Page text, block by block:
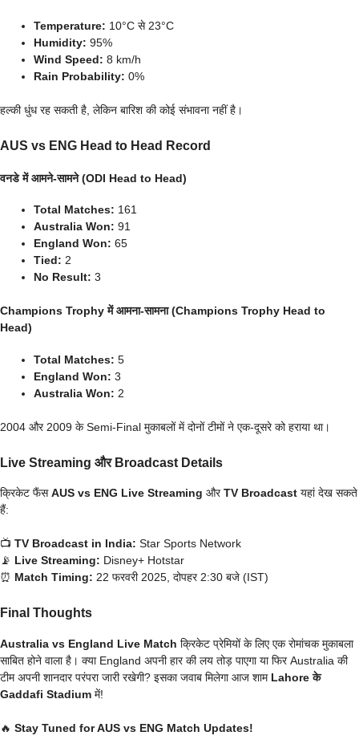
Temperature: 10°C से 23°C
Humidity: 95%
Wind Speed: 8 km/h
Rain Probability: 0%
हल्की धुंध रह सकती है, लेकिन बारिश की कोई संभावना नहीं है।
AUS vs ENG Head to Head Record
वनडे में आमने-सामने (ODI Head to Head)
Total Matches: 161
Australia Won: 91
England Won: 65
Tied: 2
No Result: 3
Champions Trophy में आमना-सामना (Champions Trophy Head to
Head)
Total Matches: 5
England Won: 3
Australia Won: 2
2004 और 2009 के Semi-Final मुकाबलों में दोनों टीमों ने एक-दूसरे को हराया था।
Live Streaming और Broadcast Details
क्रिकेट फैंसAUS vs ENG Live Streaming औरTV Broadcast यहां देख सकते
हैं:
📺 TV Broadcast in India: Star Sports Network
📡 Live Streaming: Disney+ Hotstar
⏰ Match Timing: 22 फरवरी 2025, दोपहर 2:30 बजे (IST)
Final Thoughts
Australia vs England Live Match क्रिकेट प्रेमियों के लिए एक रोमांचक मुकाबला
साबित होने वाला है। क्या England अपनी हार की लय तोड़ पाएगा या फिर Australia की
टीम अपनी शानदार परंपरा जारी रखेगी? इसका जवाब मिलेगा आज शाम Lahore के
Gaddafi Stadium में!
🔥 Stay Tuned for AUS vs ENG Match Updates!